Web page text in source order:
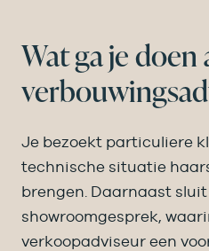
Wat ga je doen
Je bezoekt particuliere
technische situatie
brengen. Daarnaast
showroomgesprek,
verkoopadviseur een